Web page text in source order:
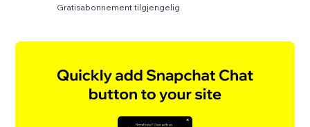
Gratisabonnement tilgjengelig